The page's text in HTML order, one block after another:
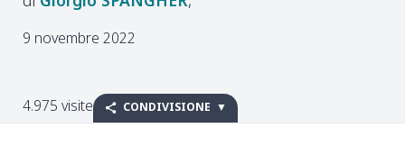
9 novembre 2022
4.975 visite CONDIVISIONE